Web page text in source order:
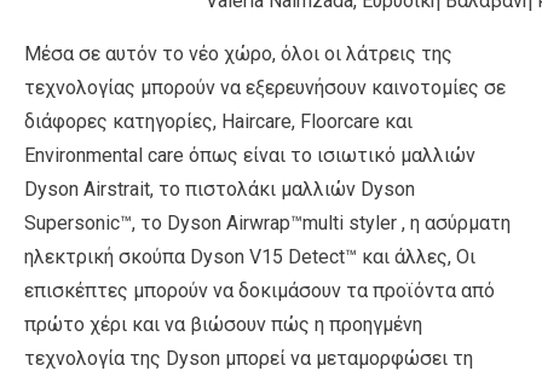
Μέσα σε αυτόν το νέο χώρο, όλοι οι λάτρεις της
τεχνολογίας μπορούν να εξερευνήσουν καινοτομίες σε
διάφορες κατηγορίες, Haircare, Floorcare και
Environmental care όπως είναι το ισιωτικό μαλλιών
Dyson Airstrait, το πιστολάκι μαλλιών Dyson
Supersonic™, το Dyson Airwrap™multi styler , η ασύρματη
ηλεκτρική σκούπα Dyson V15 Detect™ και άλλες, Οι
επισκέπτες μπορούν να δοκιμάσουν τα προϊόντα από
πρώτο χέρι και να βιώσουν πώς η προηγμένη
τεχνολογία της Dyson μπορεί να μεταμορφώσει τη